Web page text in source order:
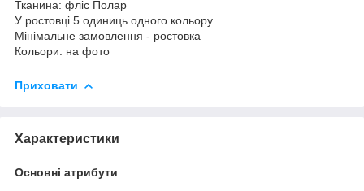
Тканина: фліс Полар
У ростовці 5 одиниць одного кольору
Мінімальне замовлення - ростовка
Кольори: на фото
Приховати
Характеристики
Основні атрибути